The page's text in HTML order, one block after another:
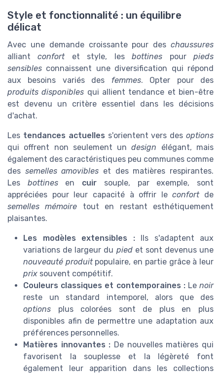
Style et fonctionnalité : un équilibre
délicat
Avec une demande croissante pour des chaussures
alliantconfortet style, lesbottines pourpieds
sensibles connaissent une diversification qui répond
aux besoins variés des femmes. Opter pour des
produits disponibles qui allient tendance et bien-être
est devenu un critère essentiel dans les décisions
d'achat.
Les tendances actuelles s'orientent vers desoptions
qui offrent non seulement undesign élégant, mais
également des caractéristiques peu communes comme
des semelles amovibles et des matières respirantes.
Les bottinesen cuir souple, par exemple, sont
appréciées pour leur capacité à offrir leconfortde
semelles mémoire tout en restant esthétiquement
plaisantes.
Les modèles extensibles :Ils s'adaptent aux
variations de largeur du piedet sont devenus une
nouveauté produitpopulaire, en partie grâce à leur
prix souvent compétitif.
Couleurs classiques et contemporaines :Lenoir
reste un standard intemporel, alors que des
options plus colorées sont de plus en plus
disponibles afin de permettre une adaptation aux
préférences personnelles.
Matières innovantes : De nouvelles matières qui
favorisent la souplesse et la légèreté font
également leur apparition dans les collections